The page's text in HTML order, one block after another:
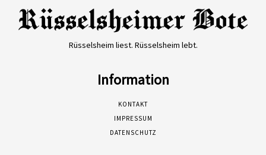
Rüsselsheim liest. Rüsselsheim lebt.
Information
KONTAKT
IMPRESSUM
DATENSCHUTZ